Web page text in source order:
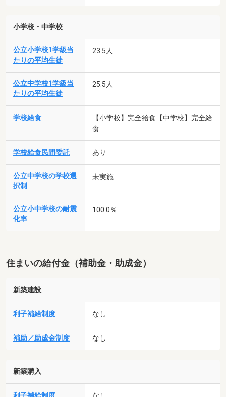
小学校・中学校
公立小学校1学級当
たりの平均生徒
23.5人
公立中学校1学級当
たりの平均生徒
25.5人
学校給食
【小学校】完全給食【中学校】完全給
食
学校給食民間委託 あり
公立中学校の学校選
択制
未実施
公立小中学校の耐震
化率
100.0％
住まいの給付金（補助金・助成金）
新築建設
利子補給制度 なし
補助／助成金制度 なし
新築購入
なし